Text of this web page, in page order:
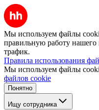
Мы используем файлы
правильную работу нашего
трафик.
Правила использования
Мы используем файлы
файлов cookie
Понятно
Ищу сотрудника